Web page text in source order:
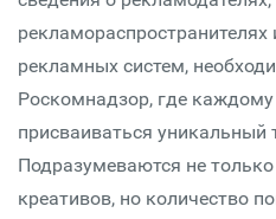
рекламораспространителях
рекламных систем,
Роскомнадзор, где
присваиваться уникальный
Подразумеваются не
креативов, но количество